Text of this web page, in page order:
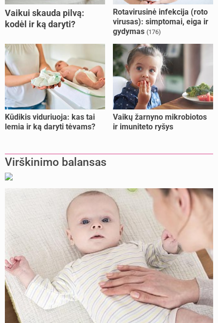
Vaikui skauda pilvą:
kodėl ir ką daryti?
Rotavirusinė infekcija (roto
virusas): simptomai, eiga ir
gydymas (176)
Kūdikis viduriuoja: kas tai
lemia ir ką daryti tėvams?
Vaikų žarnyno mikrobiotos
ir imuniteto ryšys
Virškinimo balansas